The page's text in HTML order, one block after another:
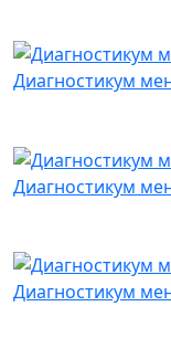
Диагностикум
Диагностикум
Диагностикум